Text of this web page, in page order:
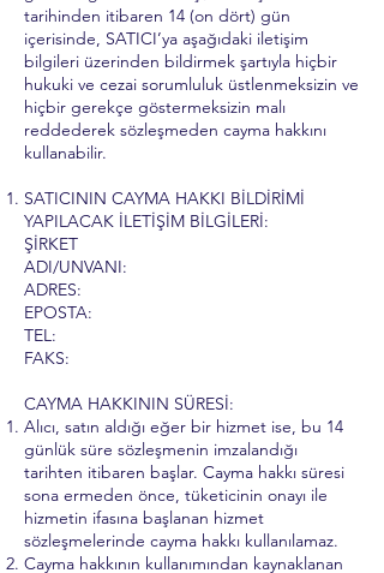
tarihinden itibaren 14 (on dört) gün
içerisinde, SATICI’ya aşağıdaki iletişim
bilgileri üzerinden bildirmek şartıyla hiçbir
hukuki ve cezai sorumluluk üstlenmeksizin ve
hiçbir gerekçe göstermeksizin malı
reddederek sözleşmeden cayma hakkını
kullanabilir.
SATICININ CAYMA HAKKI BİLDİRİMİ
YAPILACAK İLETİŞİM BİLGİLERİ:
ŞİRKET
ADI/UNVANI:
ADRES:
EPOSTA:
TEL:
FAKS:
CAYMA HAKKININ SÜRESİ:
Alıcı, satın aldığı eğer bir hizmet ise, bu 14
günlük süre sözleşmenin imzalandığı
tarihten itibaren başlar. Cayma hakkı süresi
sona ermeden önce, tüketicinin onayı ile
hizmetin ifasına başlanan hizmet
sözleşmelerinde cayma hakkı kullanılamaz.
Cayma hakkının kullanımından kaynaklanan